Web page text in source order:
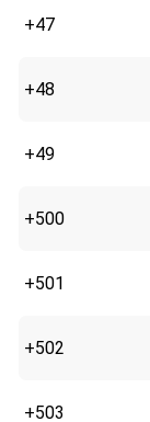
+47
+48
+49
+500
+501
+502
+503